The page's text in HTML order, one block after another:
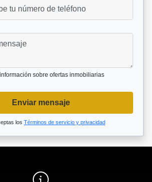
sobre ofertas inmobiliarias
Enviar mensaje
los Términos de servicio y privacidad